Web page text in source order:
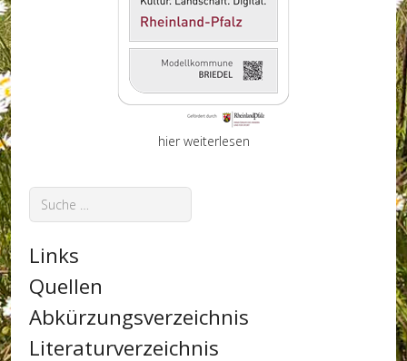
hier weiterlesen
Suchen
Links
Quellen
Abkürzungsverzeichnis
Literaturverzeichnis